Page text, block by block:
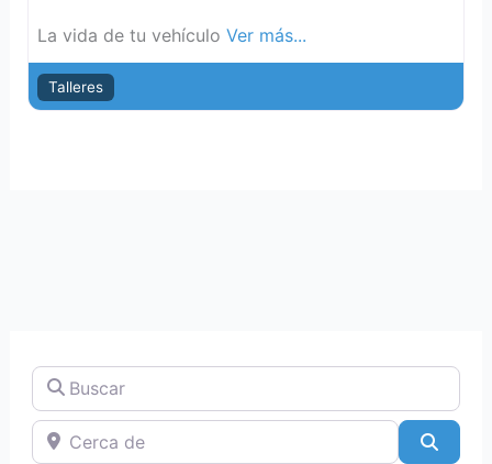
La vida de tu vehículo Ver más...
Talleres
Buscar
Cerca de